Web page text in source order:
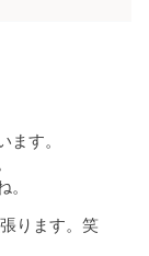
ます。
。
ります。笑